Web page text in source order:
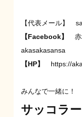
【代表メール】
【Facebook】
akasakasansa
【HP】 https://
みんなで一緒に！
サッコラ